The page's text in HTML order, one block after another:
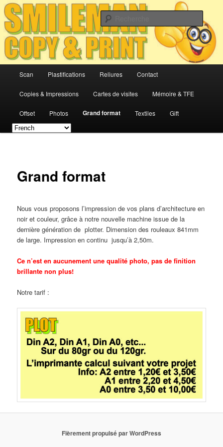
Aller
au
contenu
principalSmileman – Copy & Print
Un magasin à dimension humaine
principal
Scan Plastifications Reliures Contact
Copies & Impressions Cartes de visites Mémoire & TFE
Offset Photos Grand format Textiles Gift
Grand format
Nous vous proposons l’impression de vos plans d’architecture en
noir et couleur, grâce à notre nouvelle machine issue de la
dernière génération de plotter. Dimension des rouleaux 841mm
de large. Impression en continu jusqu’à 2,50m.
Ce n’est en aucunement une qualité photo, pas de finition
brillante non plus!
Notre tarif :
Fièrement propulsé par WordPress